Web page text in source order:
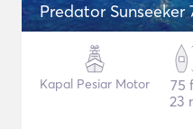
Predator Sunseeker
Kapal Pesiar Motor
75
23